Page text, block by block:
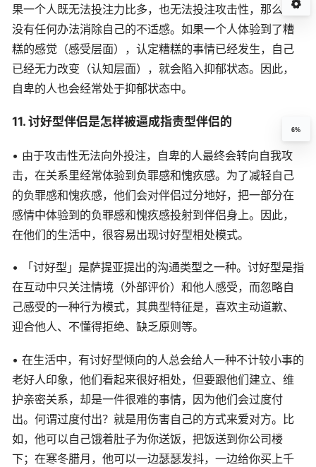
果一个人既无法投注力比多，也无法投注攻击性，那么他
没有任何办法消除自己的不适感。如果一个人体验到了糟
糕的感觉（感受层面），认定糟糕的事情已经发生，自己
已经无力改变（认知层面），就会陷入抑郁状态。因此，
自卑的人也会经常处于抑郁状态中。
11. 讨好型伴侣是怎样被逼成指责型伴侣的
• 由于攻击性无法向外投注，自卑的人最终会转向自我攻
击，在关系里经常体验到负罪感和愧疚感。为了减轻自己
的负罪感和愧疚感，他们会对伴侣过分地好，把一部分在
感情中体验到的负罪感和愧疚感投射到伴侣身上。因此，
在他们的生活中，很容易出现讨好型相处模式。
• 「讨好型」是萨提亚提出的沟通类型之一种。讨好型是指
在互动中只关注情境（外部评价）和他人感受，而忽略自
己感受的一种行为模式，其典型特征是，喜欢主动道歉、
迎合他人、不懂得拒绝、缺乏原则等。
• 在生活中，有讨好型倾向的人总会给人一种不计较小事的
老好人印象，他们看起来很好相处，但要跟他们建立、维
护亲密关系，却是一件很难的事情，因为他们会过度付
出。何谓过度付出？就是用伤害自己的方式来爱对方。比
如，他可以自己饿着肚子为你送饭，把饭送到你公司楼
下；在寒冬腊月，他可以一边瑟瑟发抖，一边给你买上千
6%